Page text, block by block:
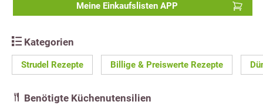
Meine Einkaufslisten APP
Kategorien
Strudel Rezepte Billige & Preiswerte Rezepte
Benötigte Küchenutensilien